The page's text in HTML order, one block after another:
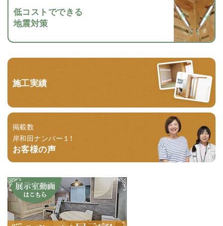
低コストでできる
地震対策
施工実績
掲載数
岸和田ナンバー１！
お客様の声